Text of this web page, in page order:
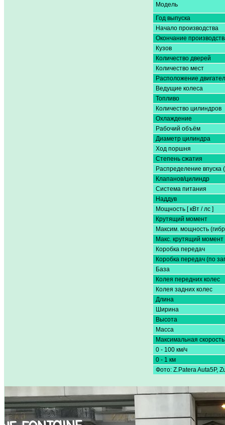
Модель
Год выпуска
Начало производства
Окончание
Кузов
Количество дверей
Количество мест
Расположение
Ведущие колеса
Топливо
Количество цилиндров
Охлаждение
Рабочий объём
Диаметр цилиндра
Ход поршня
Степень сжатия
Распределение впуска
Клапанов/цилиндр
Система питания
Наддув
Мощность [ кВт / лс ]
Крутящий момент
Максим. мощность
Макс. крутящий момент
Коробка передач
Коробка передач (по
База
Колея передних колес
Колея задних колес
Длина
Ширина
Высота
Масса
Максимальная скорость
0 - 100 км/ч
0 - 1 км
Фото: Z.Patera Auta5P,